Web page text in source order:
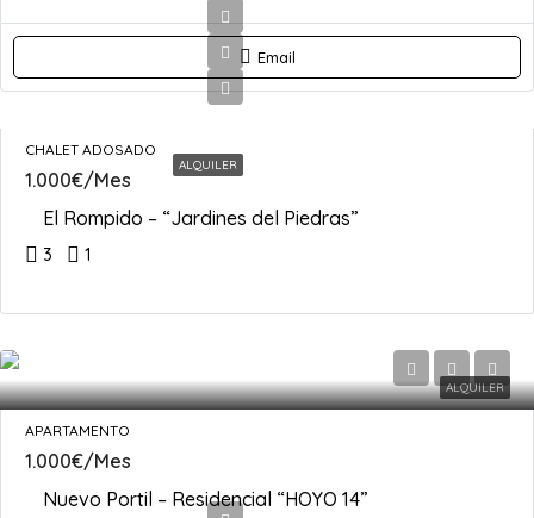
Email
ALQUILER
CHALET ADOSADO
1.000€/Mes
El Rompido – “Jardines del Piedras”
3 1
ALQUILER
APARTAMENTO
1.000€/Mes
Nuevo Portil – Residencial “HOYO 14”